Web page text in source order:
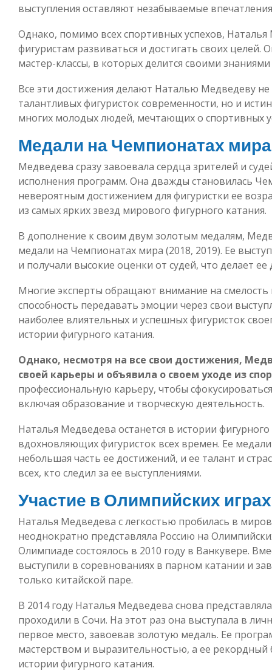
выступления оставляют незабываемые
Однако, помимо всех спортивных успехов,
фигуристам развиваться и достигать своих
мастер-классы, в которых делится своими
Все эти достижения делают Наталью Медведеву
талантливых фигуристок современности, но и
многих молодых людей, мечтающих о спортивных
Медали на Чемпионатах мира
Медведева сразу завоевала сердца зрителей и
исполнения программ. Она дважды становилась
невероятным достижением для фигуристки ее
из самых ярких звезд мирового фигурного катания.
В дополнение к своим двум золотым медалям,
медали на Чемпионатах мира (2018, 2019). Ее
и получали высокие оценки от судей, что делает
Многие эксперты обращают внимание на
способность передавать эмоции через свои
наиболее влиятельных и успешных фигуристок
истории фигурного катания.
Однако, несмотря на все свои достижения,
своей карьеры и объявила о своем уходе из
профессиональную карьеру, чтобы
включая образование и творческую деятельность.
Наталья Медведева останется в истории
вдохновляющих фигуристок всех времен. Ее
небольшая часть ее достижений, и ее талант и
всех, кто следил за ее выступлениями.
Участие в Олимпийских играх
Наталья Медведева с легкостью пробилась в
неоднократно представляла Россию на
Олимпиаде состоялось в 2010 году в Ванкувере.
выступили в соревнованиях в парном катании и
только китайской паре.
В 2014 году Наталья Медведева снова
проходили в Сочи. На этот раз она выступала в
первое место, завоевав золотую медаль. Ее
мастерством и выразительностью, а ее рекордный
истории фигурного катания.